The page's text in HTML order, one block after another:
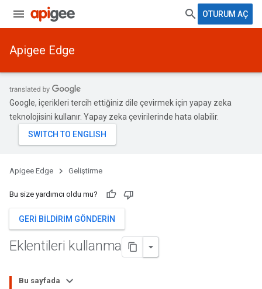
OTURUM AÇ
Apigee Edge
Google, içerikleri tercih ettiğiniz dile çevirmek için yapay zeka
teknolojisini kullanır. Yapay zeka çevirilerinde hata olabilir.
Apigee Edge Geliştirme
Bu size yardımcı oldu mu?
GERI BILDIRIM GÖNDERIN
Eklentileri kullanma
Bu sayfada